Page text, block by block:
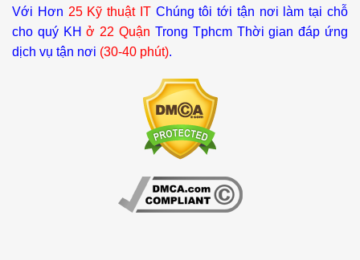
Với Hơn 25 Kỹ thuật ITChúng tôi tới tận nơi làm tại chỗ
cho quý KHở 22 Quận Trong Tphcm Thời gian đáp ứng
dịch vụ tận nơi (30-40 phút).